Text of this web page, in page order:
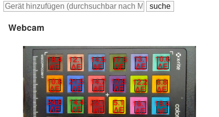
Webcam
18.4
∆E
12.1
∆E
14.5
∆E
17.6
∆E
13.1
∆E
10.6
∆E
10.8
∆E
21.5
∆E
14.7
∆E
17.3
∆E
12.2
∆E
8.8
∆E
24.8
∆E
14.4
∆E
22.1
∆E
5.1
∆E
16.1
∆E
18.4
∆E